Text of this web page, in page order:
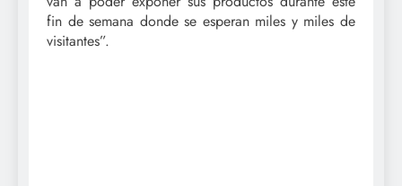
fin de semana donde se esperan miles y miles de
visitantes”.